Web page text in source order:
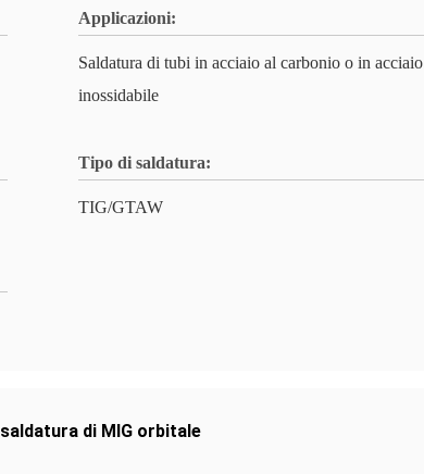
Applicazioni:
Saldatura di tubi in acciaio al carbonio o in acciaio
inossidabile
Tipo di saldatura:
TIG/GTAW
saldatura di MIG orbitale